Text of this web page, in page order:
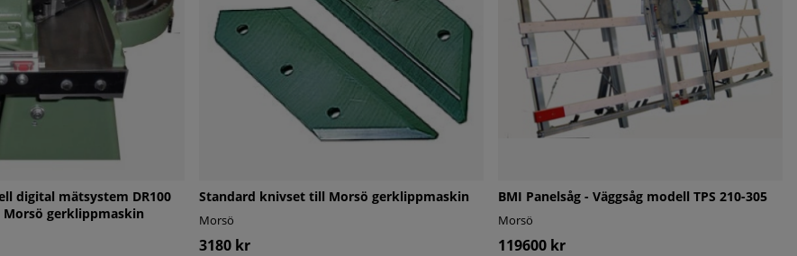
digital mätsystem DR100
gerklippmaskin
Standard knivset till Morsö gerklippmaskin
Morsö
3180 kr
BMI Panelsåg - Väggsåg modell TPS 210-305
Morsö
119600 kr